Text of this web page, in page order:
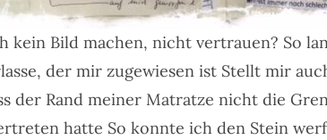
kein Bild machen, nicht vertrauen? So
der mir zugewiesen ist Stellt mir
der Rand meiner Matratze nicht die
hatte So konnte ich den Stein